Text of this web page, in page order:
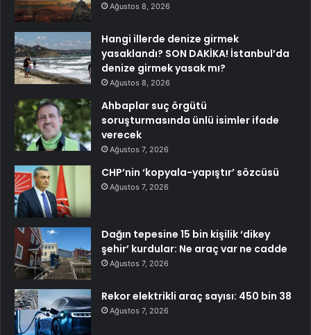
Ağustos 8, 2026
Hangi illerde denize girmek
yasaklandı? SON DAKİKA! İstanbul’da
denize girmek yasak mı?
Ağustos 8, 2026
Ahbaplar suç örgütü
soruşturmasında ünlü isimler ifade
verecek
Ağustos 7, 2026
CHP’nin ‘kopyala-yapıştır’ sözcüsü
Ağustos 7, 2026
Dağın tepesine 15 bin kişilik ‘dikey
şehir’ kurdular: Ne araç var ne cadde
Ağustos 7, 2026
Rekor elektrikli araç sayısı: 450 bin 38
Ağustos 7, 2026